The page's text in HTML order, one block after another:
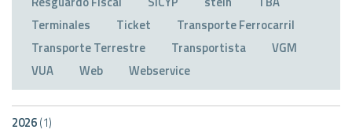
Terminales
Ticket
Transporte Ferrocarril
Transporte Terrestre
Transportista
VGM
VUA
Web Webservice
2026(1)